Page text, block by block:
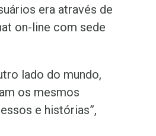
era através de
on-line com sede
lado do mundo,
os mesmos
e histórias”,